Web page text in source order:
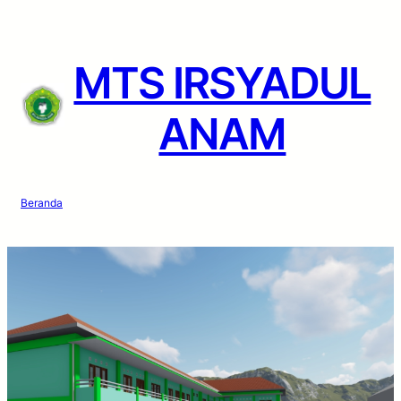
MTS IRSYADUL
ANAM
Beranda